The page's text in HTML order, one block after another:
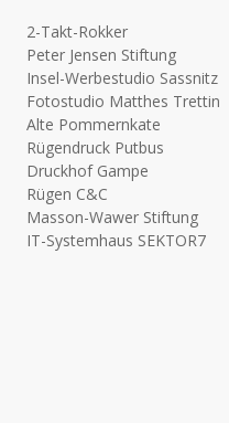
2-Takt-Rokker
Peter Jensen Stiftung
Insel-Werbestudio Sassnitz
Fotostudio Matthes Trettin
Alte Pommernkate
Rügendruck Putbus
Druckhof Gampe
Rügen C&C
Masson-Wawer Stiftung
IT-Systemhaus SEKTOR7